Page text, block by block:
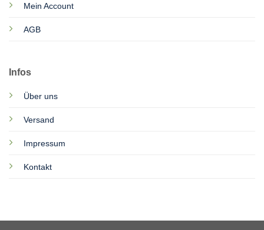
Mein Account
AGB
Infos
Über uns
Versand
Impressum
Kontakt